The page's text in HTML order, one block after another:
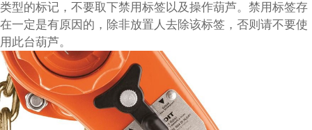
类型的标记，不要取下禁用标签以及操作葫芦。禁用标签存
在一定是有原因的，除非放置人去除该标签，否则请不要使
用此台葫芦。